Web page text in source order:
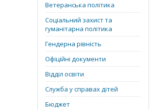
Ветеранська політика
Соціальний захист та
гуманітарна політика
Гендерна рівність
Офіційні документи
Відділ освіти
Служба у справах дітей
Бюджет